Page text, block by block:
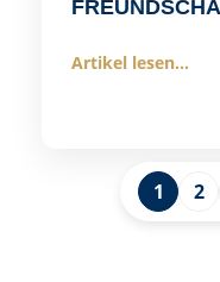
Artikel lesen...
1 2